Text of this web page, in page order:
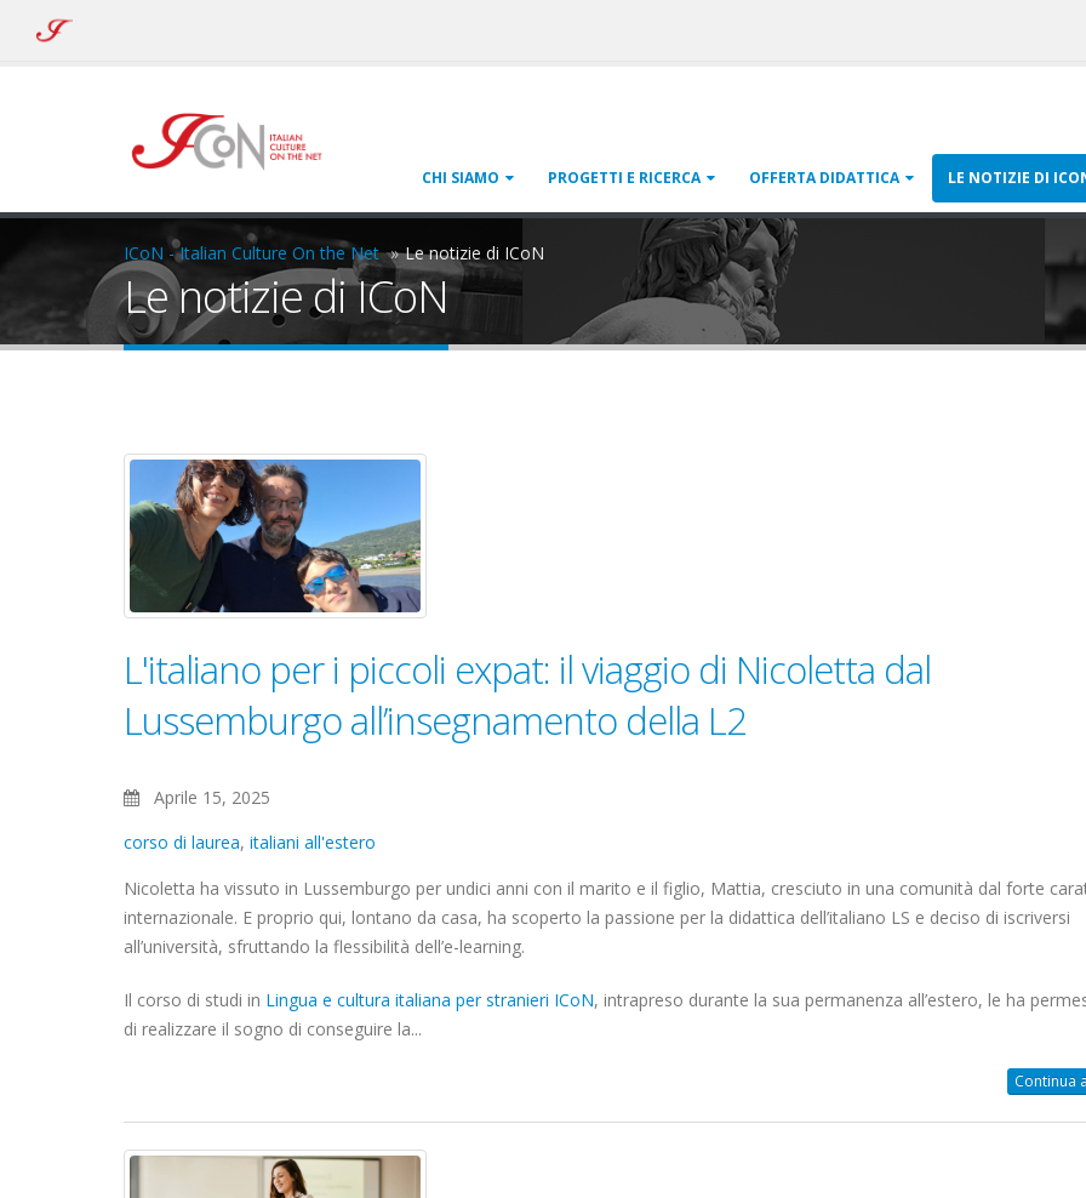
ICoN
CHI SIAMO PROGETTI E RICERCA OFFERTA DIDATTICA LE NOTIZIE DI
ICoN - Italian Culture On the Net Le notizie di ICoN
Le notizie di ICoN
intervista-
nicoletta.jpg
L'italiano per i piccoli expat: il viaggio di Nicoletta dal
Lussemburgo all’insegnamento della L2
Aprile 15, 2025
corso di laurea, italiani all'estero
Nicoletta ha vissuto in Lussemburgo per undici anni con il marito e il figlio, Mattia, cresciuto in una comunità dal forte
internazionale. E proprio qui, lontano da casa, ha scoperto la passione per la didattica dell’italiano LS e deciso di iscriversi
all’università, sfruttando la flessibilità dell’e-learning.
Il corso di studi in Lingua e cultura italiana per stranieri ICoN, intrapreso durante la sua permanenza all’estero, le ha
di realizzare il sogno di conseguire la...
Continua
webinar-